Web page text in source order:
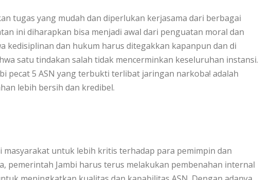
tugas yang mudah dan diperlukan kerjasama dari berbagai
ini diharapkan bisa menjadi awal dari penguatan moral dan
kedisiplinan dan hukum harus ditegakkan kapanpun dan di
satu tindakan salah tidak mencerminkan keseluruhan instansi.
pecat 5 ASN yang terbukti terlibat jaringan narkoba! adalah
lebih bersih dan kredibel.
untuk lebih kritis terhadap para pemimpin dan
pemerintah Jambi harus terus melakukan pembenahan internal